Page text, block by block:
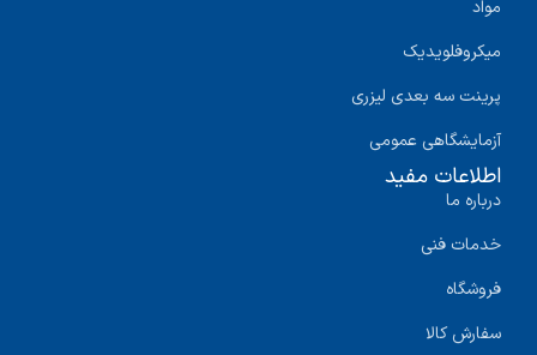
مواد
میکروفلویدیک
پرینت سه‌ بعدی لیزری
آزمایشگاهی عمومی
اطلاعات مفید
درباره ما
خدمات فنی
فروشگاه
سفارش کالا